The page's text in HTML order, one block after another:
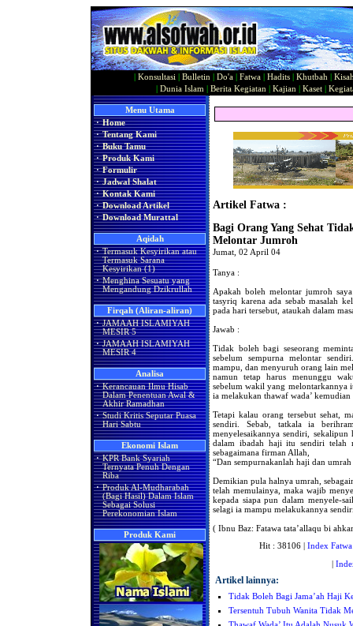
Konsultasi Bulletin Do'a Fatwa Hadits Khutbah
Dunia Islam Berita Kegiatan Kajian Kaset|
Menu Utama
· Home
· Tentang Kami
· Buku Tamu
· Produk Kami
· Formulir
· Jadwal Shalat
· Kontak Kami
· Download Artikel
· Download Murattal
Aqidah
· Termasuk Kesyirikan atau
Termasuk Sarana
Kesyirikan (1)
· Menghina Sesuatu yang
Mengandung Dzikrullah
Firqah (Aliran-aliran)
· JAMAAH ISLAMIYAH
MESIR 5
· JAMAAH ISLAMIYAH
MESIR 4
Analisa
· Kerancauan Ilmu Hisab
Dalam Penentuan Awal &
Akhir Ramadhan
· Studi Kritis Seputar Puasa
Hari Sabtu
Ekonomi Islam
· KPR Bank Syariah
Ternyata Penuh Dengan
Riba
· Produk Al-Mudharabah
(Bagi Hasil) Dalam Islam
Sebagai Solusi
Perekonomian Islam
Produk Kami
Artikel Fatwa :
Bagi Orang Yang Sehat
Melontar Jumroh
Jumat, 02 April 04
Tanya :
Apakah boleh melontar jumroh
tasyriq karena ada sebab masalah
pada hari tersebut, ataukah dalam
Jawab :
Tidak boleh bagi seseorang
sebelum sempurna melontar
mampu, dan menyuruh orang lain
namun tetap harus menunggu
sebelum wakil yang melontarkannya
ia melakukan thawaf wada’
Tetapi kalau orang tersebut sehat,
sendiri. Sebab, tatkala ia
menyelesaikannya sendiri,
dalam ibadah haji itu sendiri telah
sebagaimana firman Allah,
“Dan sempurnakanlah haji dan
Demikian pula halnya umrah,
telah memulainya, maka wajib
kepada siapa pun dalam menyele-
selagi ia mampu melakukannya
( Ibnu Baz: Fatawa tata’allaqu bi
Hit : 38106 | Index Fatwa
|
Artikel lainnya:
Tidak Boleh Bagi Jama’ah Haji
Tersentuh Tubuh Wanita Tidak